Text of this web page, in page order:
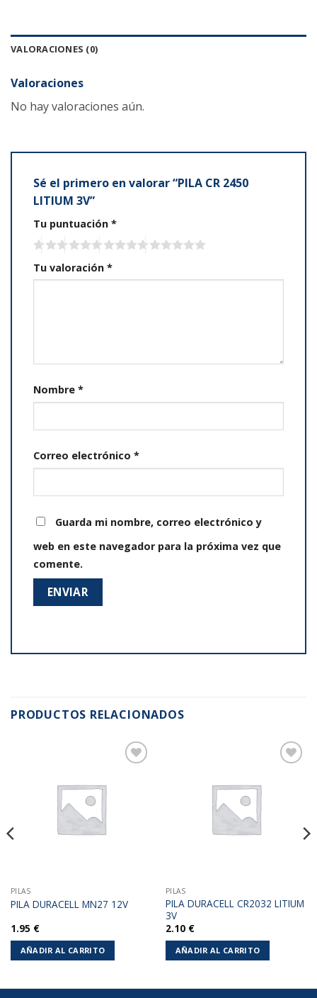
VALORACIONES (0)
Valoraciones
No hay valoraciones aún.
Sé el primero en valorar “PILA CR 2450
LITIUM 3V”
Tu puntuación *
Tu valoración *
Nombre *
Correo electrónico *
Guarda mi nombre, correo electrónico y
web en este navegador para la próxima vez que
comente.
PRODUCTOS RELACIONADOS
PILAS
PILA DURACELL MN27 12V
1.95 €
AÑADIR AL CARRITO
PILAS
PILA DURACELL CR2032 LITIUM
3V
2.10 €
AÑADIR AL CARRITO